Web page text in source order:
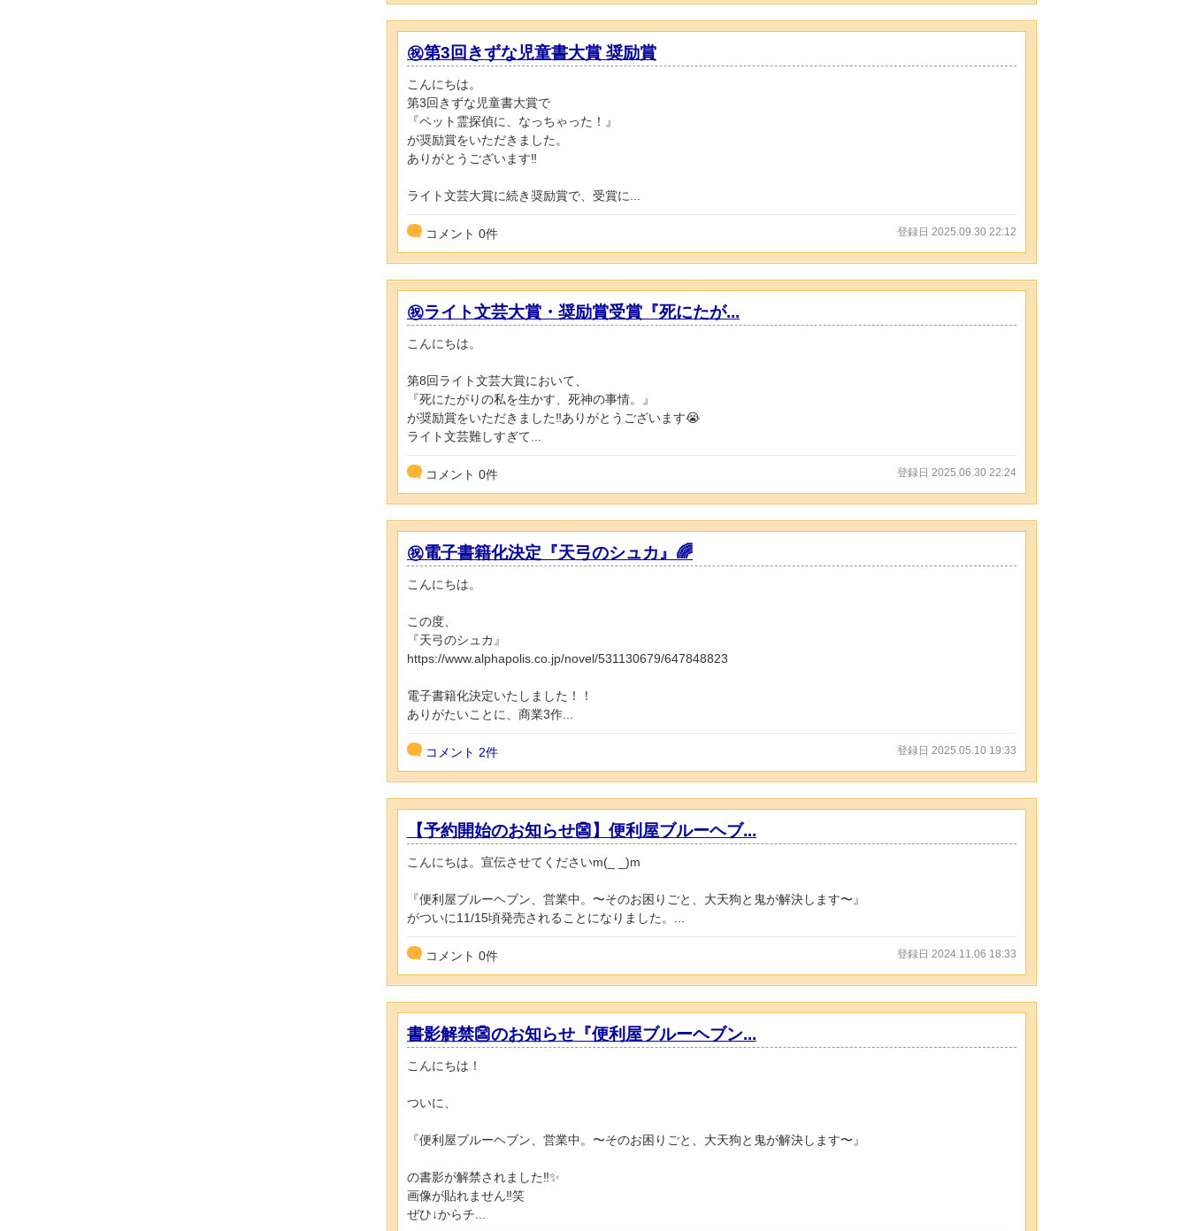
㊗️第3回きずな児童書大賞 奨励賞
こんにちは。
第3回きずな児童書大賞で
『ペット霊探偵に、なっちゃった！』
が奨励賞をいただきました。
ありがとうございます‼️
ライト文芸大賞に続き奨励賞で、受賞に...
コメント 0件 登録日 2025.09.30 22:12
㊗️ライト文芸大賞・奨励賞受賞『死にたが...
こんにちは。
第8回ライト文芸大賞において、
『死にたがりの私を生かす、死神の事情。』
が奨励賞をいただきました‼️ありがとうございます😭
ライト文芸難しすぎて...
コメント 0件 登録日 2025.06.30 22:24
㊗️電子書籍化決定『天弓のシュカ』🌈
こんにちは。
この度、
『天弓のシュカ』
https://www.alphapolis.co.jp/novel/531130679/647848823
電子書籍化決定いたしました！！
ありがたいことに、商業3作...
コメント 2件 登録日 2025.05.10 19:33
【予約開始のお知らせ👺】便利屋ブルーヘブ...
こんにちは。宣伝させてくださいm(_ _)m
『便利屋ブルーヘブン、営業中。〜そのお困りごと、大天狗と鬼が解決します〜』
がついに11/15頃発売されることになりました。...
コメント 0件 登録日 2024.11.06 18:33
書影解禁👺のお知らせ『便利屋ブルーヘブン...
こんにちは！
ついに、
『便利屋ブルーヘブン、営業中。〜そのお困りごと、大天狗と鬼が解決します〜』
の書影が解禁されました‼️✨
画像が貼れません‼️笑
ぜひ↓からチ...